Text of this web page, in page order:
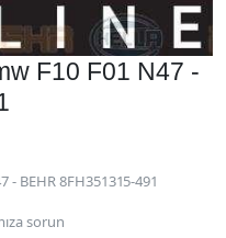
F10 F01 N47 -
BEHR 8FH351315-491
sorun